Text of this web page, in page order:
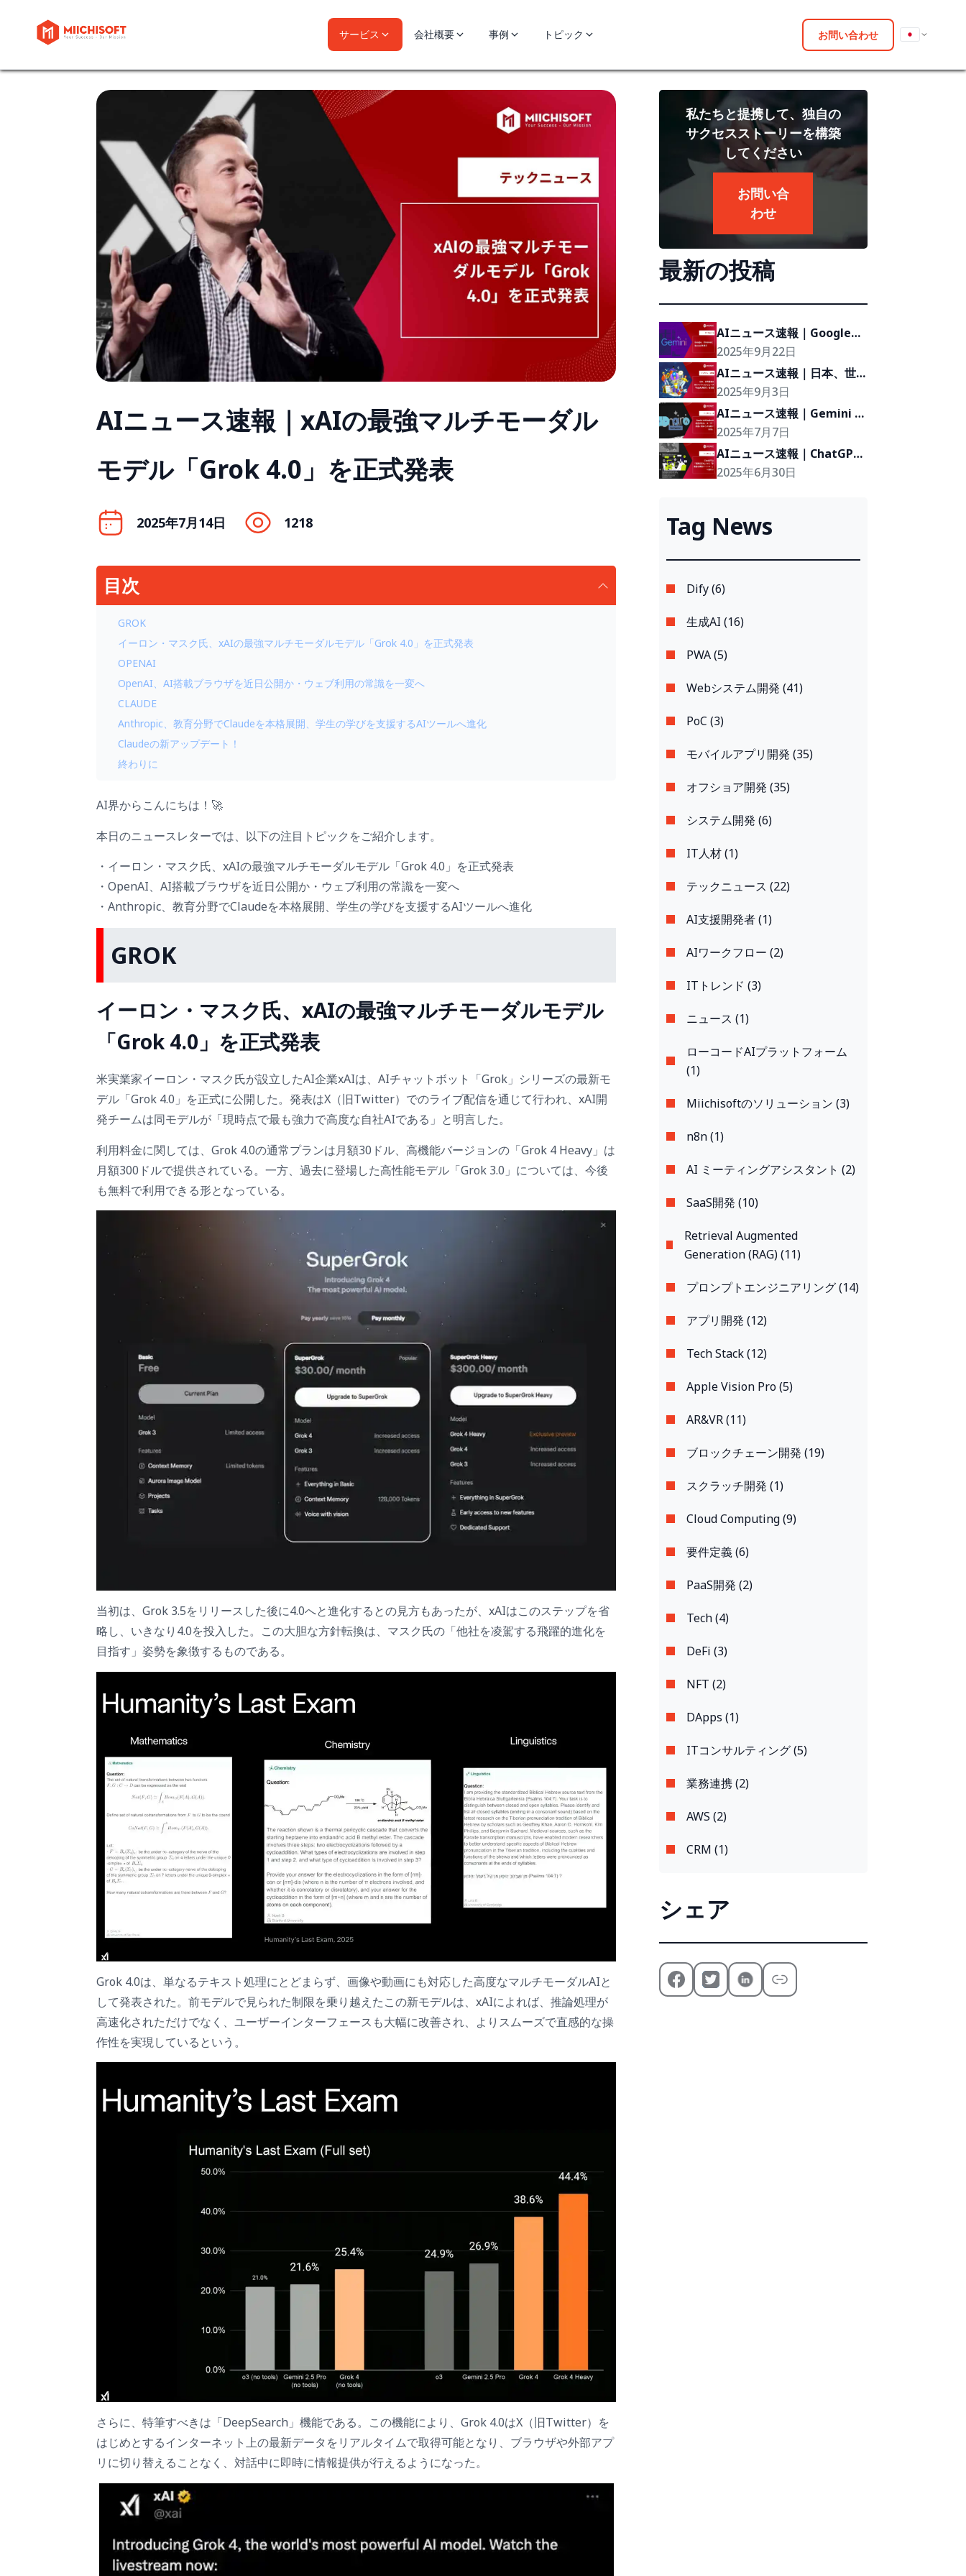
サービス 会社概要 事例 トピック お問い合わせ
AIニュース速報｜xAIの最強マルチモーダル
モデル「Grok 4.0」を正式発表
2025年7月14日 1218
目次
GROK
イーロン・マスク氏、xAIの最強マルチモーダルモデル「Grok 4.0」を正式発表
OPENAI
OpenAI、AI搭載ブラウザを近日公開か・ウェブ利用の常識を一変へ
CLAUDE
Anthropic、教育分野でClaudeを本格展開、学生の学びを支援するAIツールへ進化
Claudeの新アップデート！
終わりに
AI界からこんにちは！🚀
本日のニュースレターでは、以下の注目トピックをご紹介します。
・イーロン・マスク氏、xAIの最強マルチモーダルモデル「Grok 4.0」を正式発表
・OpenAI、AI搭載ブラウザを近日公開か・ウェブ利用の常識を一変へ
・Anthropic、教育分野でClaudeを本格展開、学生の学びを支援するAIツールへ進化
GROK
イーロン・マスク氏、xAIの最強マルチモーダルモデル
「Grok 4.0」を正式発表
米実業家イーロン・マスク氏が設立したAI企業xAIは、AIチャットボット「Grok」シリーズの最新モ
デル「Grok 4.0」を正式に公開した。発表はX（旧Twitter）でのライブ配信を通じて行われ、xAI開
発チームは同モデルが「現時点で最も強力で高度な自社AIである」と明言した。
利用料金に関しては、Grok 4.0の通常プランは月額30ドル、高機能バージョンの「Grok 4 Heavy」は
月額300ドルで提供されている。一方、過去に登場した高性能モデル「Grok 3.0」については、今後
も無料で利用できる形となっている。
当初は、Grok 3.5をリリースした後に4.0へと進化するとの見方もあったが、xAIはこのステップを省
略し、いきなり4.0を投入した。この大胆な方針転換は、マスク氏の「他社を凌駕する飛躍的進化を
目指す」姿勢を象徴するものである。
Grok 4.0は、単なるテキスト処理にとどまらず、画像や動画にも対応した高度なマルチモーダルAIと
して発表された。前モデルで見られた制限を乗り越えたこの新モデルは、xAIによれば、推論処理が
高速化されただけでなく、ユーザーインターフェースも大幅に改善され、よりスムーズで直感的な操
作性を実現しているという。
さらに、特筆すべきは「DeepSearch」機能である。この機能により、Grok 4.0はX（旧Twitter）を
はじめとするインターネット上の最新データをリアルタイムで取得可能となり、ブラウザや外部アプ
リに切り替えることなく、対話中に即時に情報提供が行えるようになった。
私たちと提携して、独自の
サクセスストーリーを構築
してください
お問い合
わせ
最新の投稿
AIニュース速報｜Google、
ChromeにGeminiを統合
2025年9月22日
AIニュース速報｜日本、世
界最強のAIスーパーコンピ
ュータ「FugakuNEXT」を
発表
2025年9月3日
AIニュース速報｜Gemini
AIのAndroid統合が拡大、ユ
ーザー設定に関わらず自動で
有効に
2025年7月7日
AIニュース速報｜ChatGPT
は「質問応答AI」から「多
2025年6月30日
Tag News
Dify (6)
生成AI (16)
PWA (5)
Webシステム開発 (41)
PoC (3)
モバイルアプリ開発 (35)
オフショア開発 (35)
システム開発 (6)
IT人材 (1)
テックニュース (22)
AI支援開発者 (1)
AIワークフロー (2)
ITトレンド (3)
ニュース (1)
ローコードAIプラットフォーム
(1)
Miichisoftのソリューション (3)
n8n (1)
AI ミーティングアシスタント (2)
SaaS開発 (10)
Retrieval Augmented
Generation (RAG) (11)
プロンプトエンジニアリング (14)
アプリ開発 (12)
Tech Stack (12)
Apple Vision Pro (5)
AR&VR (11)
ブロックチェーン開発 (19)
スクラッチ開発 (1)
Cloud Computing (9)
要件定義 (6)
PaaS開発 (2)
Tech (4)
DeFi (3)
NFT (2)
DApps (1)
ITコンサルティング (5)
業務連携 (2)
AWS (2)
CRM (1)
シェア